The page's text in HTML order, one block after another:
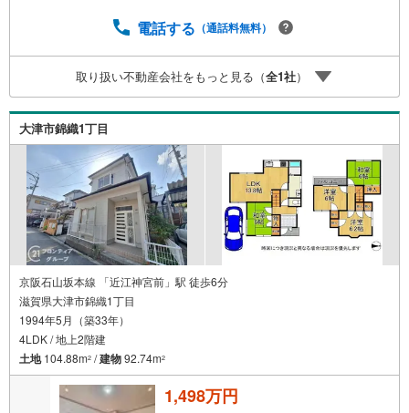
由1.お金の扱い方のプロ、ファイナンシャルプランナーが
専門チームあり！3.たくさんの銀行と繋がりがあるため、
最も低金利になるように審査が可能4.物件のお引渡し後に
必要になったお家のリフォームも弊社のリフォームプラン
ナーがご提案！5.定期的にご連絡を繋ぎ、有事の際に迅速
にサポートいたします
電話する （通話料無料）
取り扱い不動産会社をもっと見る（全1社）
大津市錦織1丁目
京阪石山坂本線 「近江神宮前」駅 徒歩6分
滋賀県大津市錦織1丁目
1994年5月（築33年）
4LDK / 地上2階建
土地104.88m2 /建物92.74m2
1,498万円